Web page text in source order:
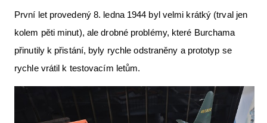
První let provedený 8. ledna 1944 byl velmi krátký (trval jen
kolem pěti minut), ale drobné problémy, které Burchama
přinutily k přistání, byly rychle odstraněny a prototyp se
rychle vrátil k testovacím letům.